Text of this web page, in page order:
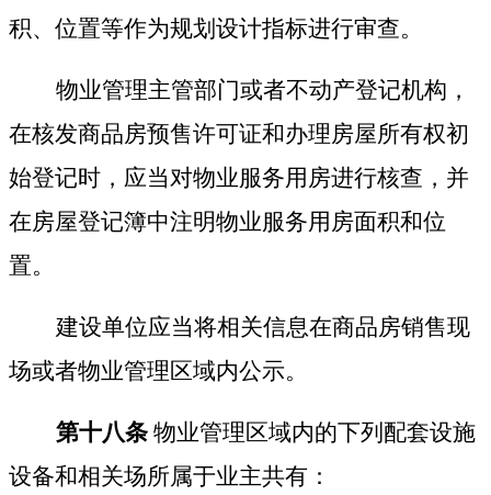
积、位置等作为规划设计指标进行审查。
物业管理主管部门或者不动产登记机构，
在核发商品房预售许可证和办理房屋所有权初
始登记时，应当对物业服务用房进行核查，并
在房屋登记簿中注明物业服务用房面积和位
置。
建设单位应当将相关信息在商品房销售现
场或者物业管理区域内公示。
第十八条 物业管理区域内的下列配套设施
设备和相关场所属于业主共有：